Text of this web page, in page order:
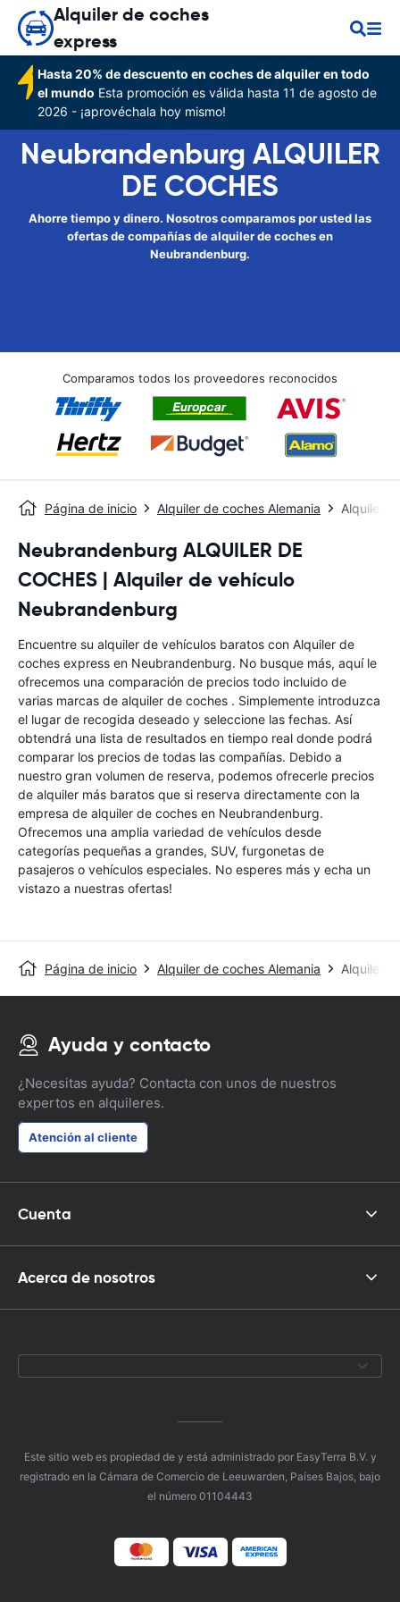
Alquiler de coches
express
Hasta 20% de descuento en coches de alquiler en todo
el mundo Esta promoción es válida hasta 11 de agosto de
2026 - ¡aprovéchala hoy mismo!
Neubrandenburg ALQUILER
DE COCHES
Ahorre tiempo y dinero. Nosotros comparamos por usted las
ofertas de compañías de alquiler de coches en
Neubrandenburg.
Comparamos todos los proveedores reconocidos
Página de inicio Alquiler de coches Alemania Alquiler
Neubrandenburg ALQUILER DE
COCHES | Alquiler de vehículo
Neubrandenburg
Encuentre su alquiler de vehículos baratos con Alquiler de
coches express en Neubrandenburg. No busque más, aquí le
ofrecemos una comparación de precios todo incluido de
varias marcas de alquiler de coches . Simplemente introduzca
el lugar de recogida deseado y seleccione las fechas. Así
obtendrá una lista de resultados en tiempo real donde podrá
comparar los precios de todas las compañías. Debido a
nuestro gran volumen de reserva, podemos ofrecerle precios
de alquiler más baratos que si reserva directamente con la
empresa de alquiler de coches en Neubrandenburg.
Ofrecemos una amplia variedad de vehículos desde
categorías pequeñas a grandes, SUV, furgonetas de
pasajeros o vehículos especiales. No esperes más y echa un
vistazo a nuestras ofertas!
Página de inicio Alquiler de coches Alemania Alquiler
Ayuda y contacto
¿Necesitas ayuda? Contacta con unos de nuestros
expertos en alquileres.
Atención al cliente
Cuenta
Acerca de nosotros
Este sitio web es propiedad de y está administrado por EasyTerra B.V. y
registrado en la Cámara de Comercio de Leeuwarden, Países Bajos, bajo
el número 01104443